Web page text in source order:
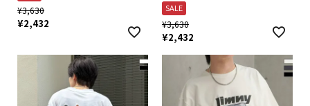
¥3,630
¥2,432
SALE
¥3,630
¥2,432